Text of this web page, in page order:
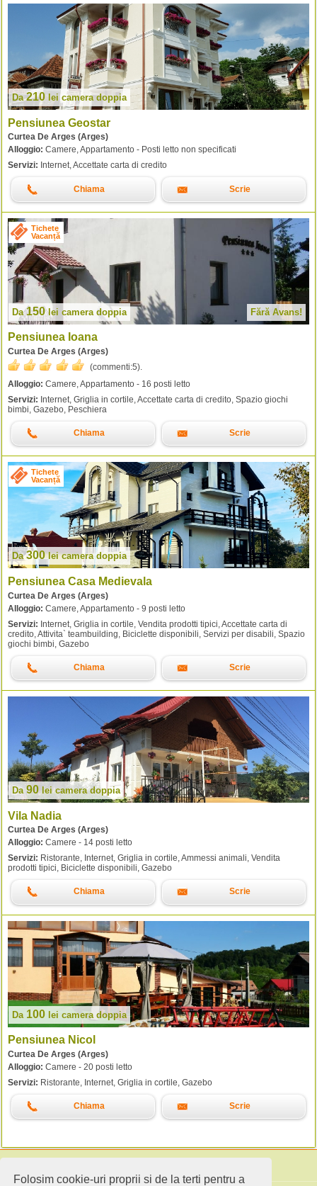
Folosim cookie-uri proprii si de la terti pentru a
Da210 lei camera doppia
Pensiunea Geostar
Curtea De Arges (Arges)
Alloggio: Camere, Appartamento - Posti letto non specificati
Servizi: Internet, Accettate carta di credito
Chiama Scrie
Tichete
Vacanță
Da150lei camera doppia Fără Avans!
Pensiunea Ioana
Curtea De Arges (Arges)
(commenti:5).
Alloggio: Camere, Appartamento - 16 posti letto
Servizi: Internet, Griglia in cortile, Accettate carta di credito, Spazio giochi
bimbi, Gazebo, Peschiera
Chiama Scrie
Tichete
Vacanță
Da300leicamera doppia
Pensiunea Casa Medievala
Curtea De Arges (Arges)
Alloggio: Camere, Appartamento - 9 posti letto
Servizi: Internet, Griglia in cortile, Vendita prodotti tipici, Accettate carta di
credito, Attivita` teambuilding, Biciclette disponibili, Servizi per disabili, Spazio
giochi bimbi, Gazebo
Chiama Scrie
Da 90 leicamera doppia
Vila Nadia
Curtea De Arges (Arges)
Alloggio: Camere - 14 posti letto
Servizi: Ristorante, Internet, Griglia in cortile, Ammessi animali, Vendita
prodotti tipici, Biciclette disponibili, Gazebo
Chiama Scrie
Da 100 lei camera doppia
Pensiunea Nicol
Curtea De Arges (Arges)
Alloggio: Camere - 20 posti letto
Servizi: Ristorante, Internet, Griglia in cortile, Gazebo
Chiama Scrie